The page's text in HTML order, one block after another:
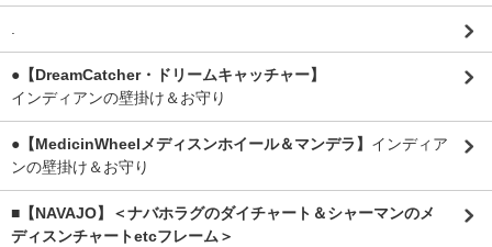
.
●【DreamCatcher・ドリームキャッチャー】
インディアンの壁掛け＆お守り
●【MedicinWheelメディスンホイール＆マンデラ】 インディア
ンの壁掛け＆お守り
■【NAVAJO】＜ナバホラグのダイチャート＆シャーマンのメ
ディスンチャートetcフレーム＞